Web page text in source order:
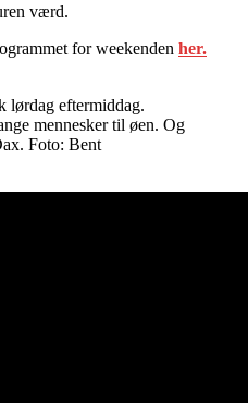
værd.
for weekenden her.
lørdag eftermiddag.
mennesker til øen. Og
Foto: Bent